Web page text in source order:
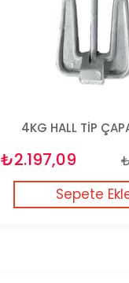
4KG HALL TİP
₺2.197,09
Sepete